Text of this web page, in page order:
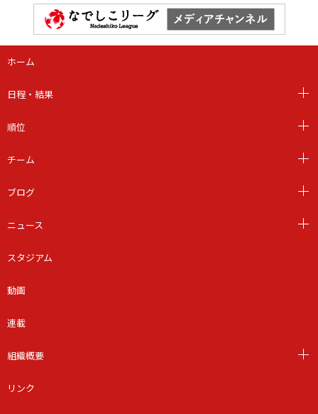
ホーム
日程・結果
順位
チーム
ブログ
ニュース
スタジアム
動画
連載
組織概要
リンク